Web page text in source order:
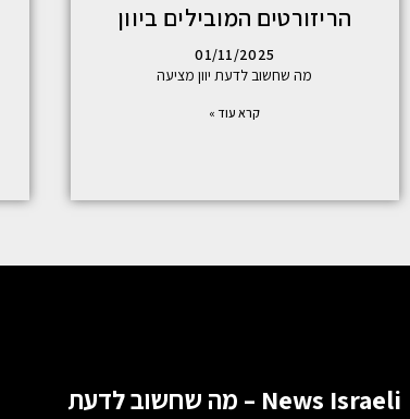
הריזורטים המובילים ביוון
01/11/2025
מה שחשוב לדעת יוון מציעה
קרא עוד »
News Israeli – מה שחשוב לדעת